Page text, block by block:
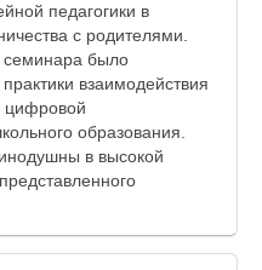
педагогики в
с родителями.
семинара было
взаимодействия
цифровой
образования.
в высокой